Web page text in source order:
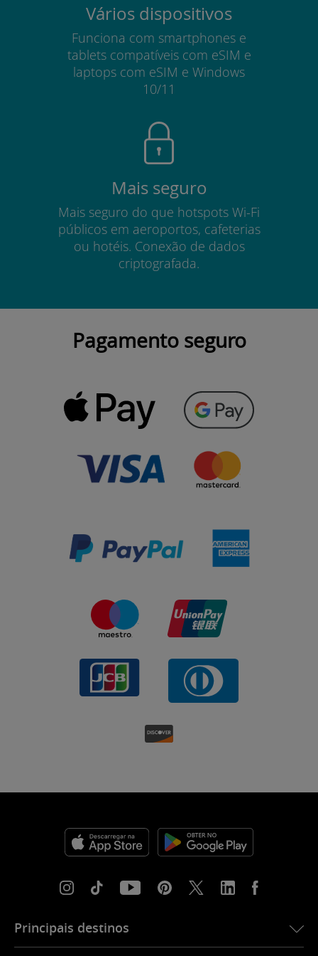
Vários dispositivos
Funciona com smartphones e
tablets compatíveis com eSIM e
laptops com eSIM e Windows
10/11
Mais seguro
Mais seguro do que hotspots Wi-Fi
públicos em aeroportos, cafeterias
ou hotéis. Conexão de dados
criptografada.
Pagamento seguro
Principais destinos